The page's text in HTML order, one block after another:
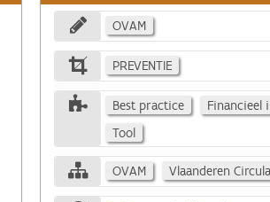
OVAM
PREVENTIE
Best practice
Financieel
Tool
OVAM Vlaanderen